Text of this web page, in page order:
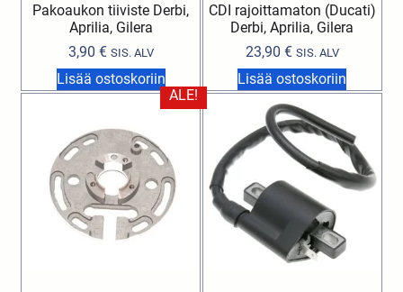
Pakoaukon tiiviste Derbi,
Aprilia, Gilera
3,90 € SIS. ALV
Lisää ostoskoriin
CDI rajoittamaton (Ducati)
Derbi, Aprilia, Gilera
23,90 € SIS. ALV
Lisää ostoskoriin
ALE!